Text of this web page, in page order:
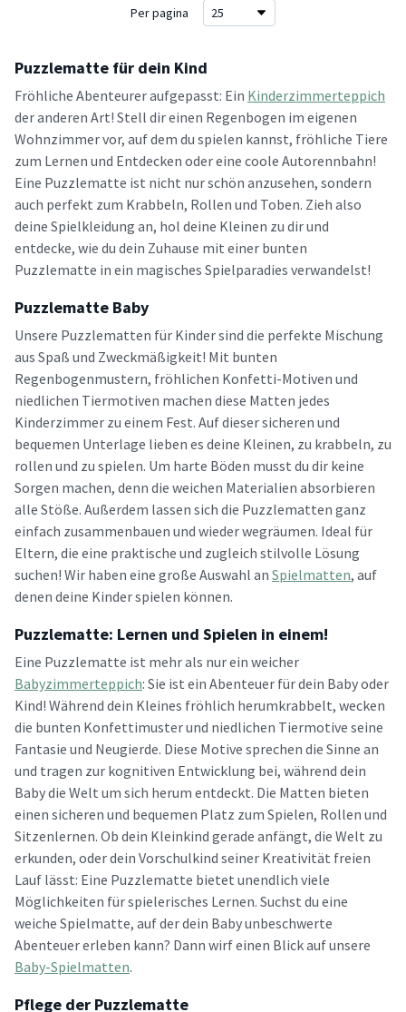
Per pagina
Puzzlematte für dein Kind
Fröhliche Abenteurer aufgepasst: Ein Kinderzimmerteppich
der anderen Art! Stell dir einen Regenbogen im eigenen
Wohnzimmer vor, auf dem du spielen kannst, fröhliche Tiere
zum Lernen und Entdecken oder eine coole Autorennbahn!
Eine Puzzlematte ist nicht nur schön anzusehen, sondern
auch perfekt zum Krabbeln, Rollen und Toben. Zieh also
deine Spielkleidung an, hol deine Kleinen zu dir und
entdecke, wie du dein Zuhause mit einer bunten
Puzzlematte in ein magisches Spielparadies verwandelst!
Puzzlematte Baby
Unsere Puzzlematten für Kinder sind die perfekte Mischung
aus Spaß und Zweckmäßigkeit! Mit bunten
Regenbogenmustern, fröhlichen Konfetti-Motiven und
niedlichen Tiermotiven machen diese Matten jedes
Kinderzimmer zu einem Fest. Auf dieser sicheren und
bequemen Unterlage lieben es deine Kleinen, zu krabbeln, zu
rollen und zu spielen. Um harte Böden musst du dir keine
Sorgen machen, denn die weichen Materialien absorbieren
alle Stöße. Außerdem lassen sich die Puzzlematten ganz
einfach zusammenbauen und wieder wegräumen. Ideal für
Eltern, die eine praktische und zugleich stilvolle Lösung
suchen! Wir haben eine große Auswahl an Spielmatten, auf
denen deine Kinder spielen können.
Puzzlematte: Lernen und Spielen in einem!
Eine Puzzlematte ist mehr als nur ein weicher
Babyzimmerteppich: Sie ist ein Abenteuer für dein Baby oder
Kind! Während dein Kleines fröhlich herumkrabbelt, wecken
die bunten Konfettimuster und niedlichen Tiermotive seine
Fantasie und Neugierde. Diese Motive sprechen die Sinne an
und tragen zur kognitiven Entwicklung bei, während dein
Baby die Welt um sich herum entdeckt. Die Matten bieten
einen sicheren und bequemen Platz zum Spielen, Rollen und
Sitzenlernen. Ob dein Kleinkind gerade anfängt, die Welt zu
erkunden, oder dein Vorschulkind seiner Kreativität freien
Lauf lässt: Eine Puzzlematte bietet unendlich viele
Möglichkeiten für spielerisches Lernen. Suchst du eine
weiche Spielmatte, auf der dein Baby unbeschwerte
Abenteuer erleben kann? Dann wirf einen Blick auf unsere
Baby-Spielmatten.
Pflege der Puzzlematte